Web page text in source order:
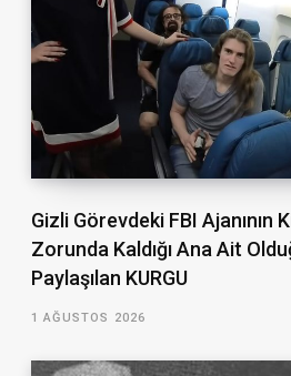
Gizli Görevdeki FBI Ajanının
Zorunda Kaldığı Ana Ait
Paylaşılan KURGU
1 AĞUSTOS 2026